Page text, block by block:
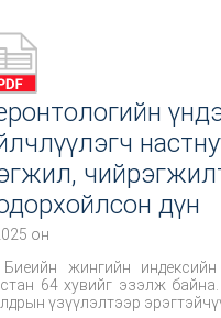
дүн
он
жингийн
64 хувийг эзэлж байна. 2. 55-64 насны хүмүүсийн бие
үзүүлэлтээр